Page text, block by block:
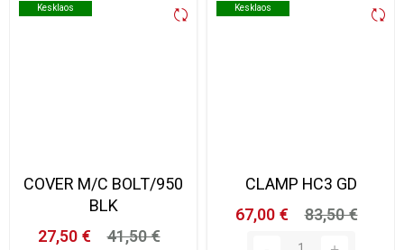
Kesklaos
Kesklaos
COVER M/C BOLT/950
BLK
27,50 €
41,50 €
Kesklaos
Kesklaos
CLAMP HC3 GD
67,00 €
83,50 €